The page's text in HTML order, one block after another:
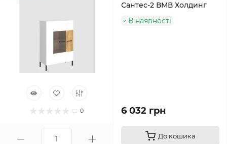
0
Сантес-2 ВМВ Холдинг
В наявності
6 032 грн
До кошика